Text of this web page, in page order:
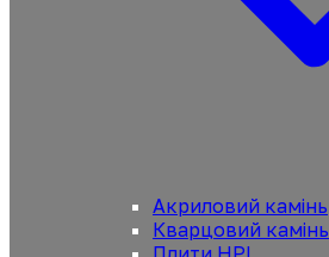
Акриловий камінь
Кварцовий камінь